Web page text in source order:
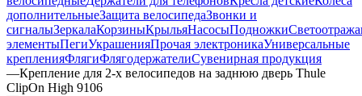
дополнительныеЗащита велосипедаЗвонки и
сигналыЗеркалаКорзиныКрыльяНасосыПодножки
элементыПегиУкрашенияПрочая электроникаУниверсальные
крепленияФлягиФлягодержателиСувенирная продукция
—Крепление для 2-х велосипедов на заднюю дверь Thule
ClipOn High 9106